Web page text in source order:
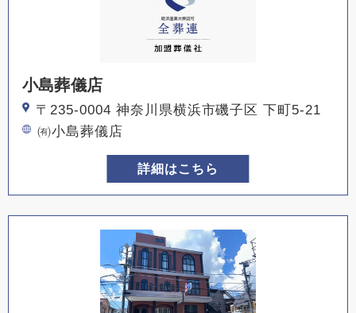
小島葬儀店
〒235-0004 神奈川県横浜市磯子区 下町5-21
㈲小島葬儀店
詳細はこちら